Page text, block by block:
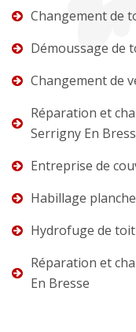
Changement de
Démoussage de
Changement de
Réparation et
Serrigny En
Entreprise de
Habillage
Hydrofuge de
Réparation et
En Bresse